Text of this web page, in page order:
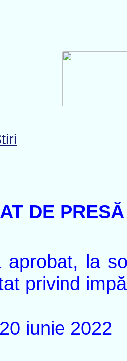
DE PRESĂ
aprobat, la
privind
iunie 2022